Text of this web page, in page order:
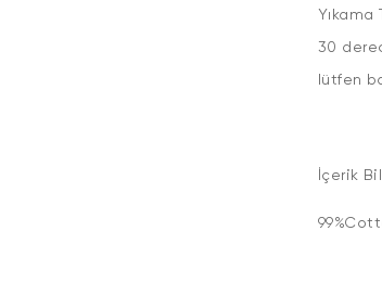
Yıkama
30
lütfen
İçerik